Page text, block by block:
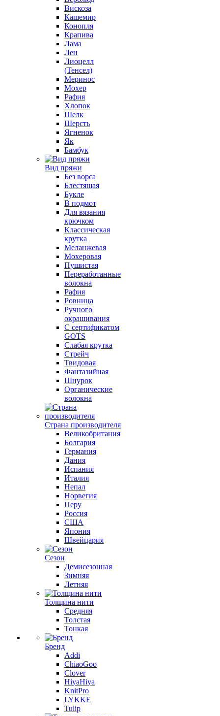
Вискоза
Кашемир
Конопля
Крапива
Лама
Лен
Лиоцелл
(Тенсел)
Меринос
Мохер
Рафия
Хлопок
Шелк
Шерсть
Ягненок
Як
Бамбук
Вид пряжи
Без ворса
Блестящая
Букле
В подмот
Для вязания
крючком
Классическая
крутка
Меланжевая
Мохеровая
Пушистая
Переработанные
волокна
Рафия
Ровница
Ручного
окрашивания
С сертификатом
GOTS
Слабая крутка
Стрейч
Твидовая
Фантазийная
Шнурок
Органические
волокна
Страна производителя
Великобритания
Болгария
Германия
Дания
Испания
Италия
Непал
Норвегия
Перу
Россия
США
Япония
Швейцария
Сезон
Демисезонная
Зимняя
Летняя
Толщина нити
Средняя
Толстая
Тонкая
Бренд
Addi
ChiaoGoo
Clover
HiyaHiya
KnitPro
LYKKE
Tulip